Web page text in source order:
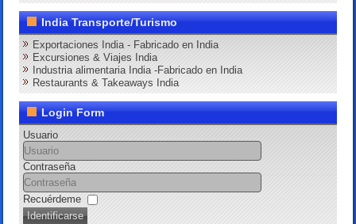
India Transporte/Turismo
Exportaciones India - Fabricado en India
Excursiones & Viajes India
Industria alimentaria India -Fabricado en India
Restaurants & Takeaways India
Login Form
Usuario
Contraseña
Recuérdeme
Identificarse